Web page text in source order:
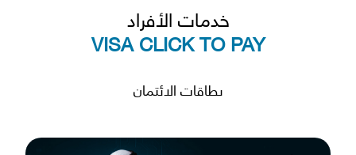
خدمات الأفراد
VISA CLICK TO PAY
بطاقات الائتمان